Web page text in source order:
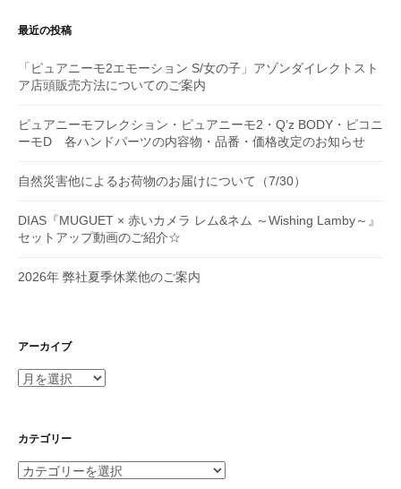
ン
最近の投稿
「ピュアニーモ2エモーション S/女の子」アゾンダイレクトスト
ア店頭販売方法についてのご案内
ピュアニーモフレクション・ピュアニーモ2・Q’z BODY・ピコニ
ーモD 各ハンドパーツの内容物・品番・価格改定のお知らせ
自然災害他によるお荷物のお届けについて（7/30）
DIAS『MUGUET × 赤いカメラ レム&ネム ～Wishing Lamby～』
セットアップ動画のご紹介☆
2026年 弊社夏季休業他のご案内
アーカイブ
ア
イ
カテゴリー
カ